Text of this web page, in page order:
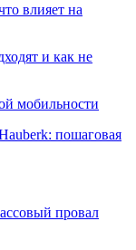
влияет на
и как не
мобильности
пошаговая
провал